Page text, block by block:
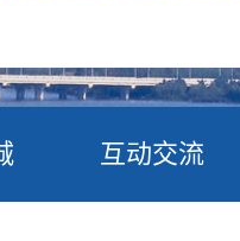
互动交流